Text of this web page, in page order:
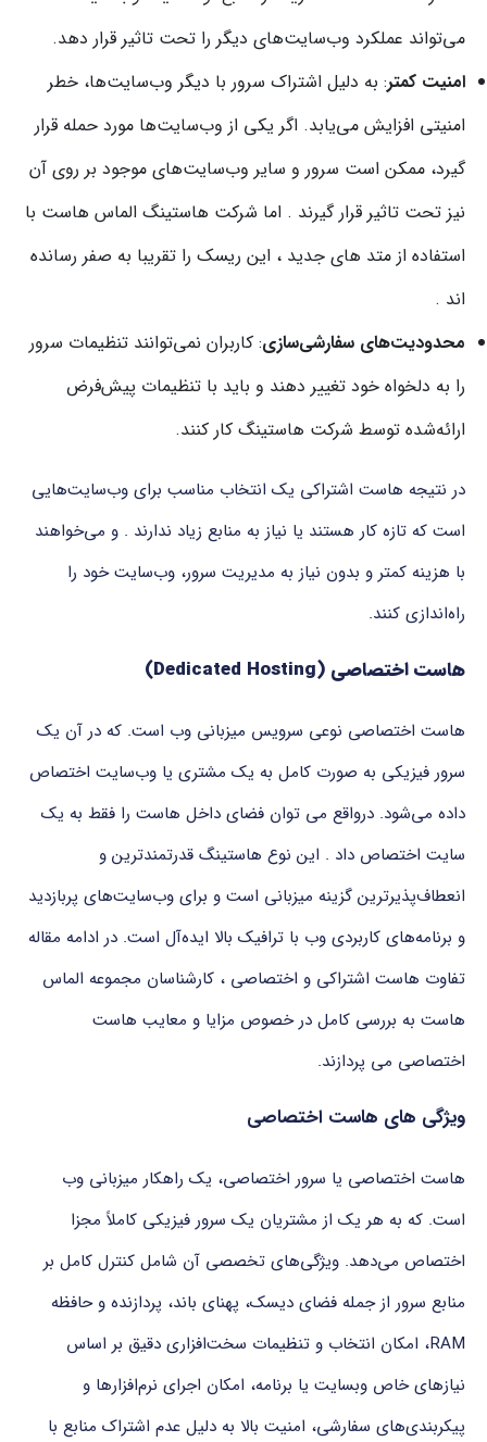
می‌تواند عملکرد وب‌سایت‌های دیگر را تحت تاثیر قرار دهد.
امنیت کمتر: به دلیل اشتراک سرور با دیگر وب‌سایت‌ها، خطر
امنیتی افزایش می‌یابد. اگر یکی از وب‌سایت‌ها مورد حمله قرار
گیرد، ممکن است سرور و سایر وب‌سایت‌های موجود بر روی آن
نیز تحت تاثیر قرار گیرند . اما شرکت هاستینگ الماس هاست با
استفاده از متد های جدید ، این ریسک را تقریبا به صفر رسانده
اند .
محدودیت‌های سفارشی‌سازی: کاربران نمی‌توانند تنظیمات سرور
را به دلخواه خود تغییر دهند و باید با تنظیمات پیش‌فرض
ارائه‌شده توسط شرکت هاستینگ کار کنند.
در نتیجه هاست اشتراکی یک انتخاب مناسب برای وب‌سایت‌هایی
است که تازه کار هستند یا نیاز به منابع زیاد ندارند . و می‌خواهند
با هزینه کمتر و بدون نیاز به مدیریت سرور، وب‌سایت خود را
راه‌اندازی کنند.
هاست اختصاصی (Dedicated Hosting)
هاست اختصاصی نوعی سرویس میزبانی وب است. که در آن یک
سرور فیزیکی به صورت کامل به یک مشتری یا وب‌سایت اختصاص
داده می‌شود. درواقع می توان فضای داخل هاست را فقط به یک
سایت اختصاص داد . این نوع هاستینگ قدرتمندترین و
انعطاف‌پذیرترین گزینه میزبانی است و برای وب‌سایت‌های پربازدید
و برنامه‌های کاربردی وب با ترافیک بالا ایده‌آل است. در ادامه مقاله
تفاوت هاست اشتراکی و اختصاصی ، کارشناسان مجموعه الماس
هاست به بررسی کامل در خصوص مزایا و معایب هاست
اختصاصی می پردازند.
ویژگی های هاست اختصاصی
هاست اختصاصی یا سرور اختصاصی، یک راهکار میزبانی وب
است. که به هر یک از مشتریان یک سرور فیزیکی کاملاً مجزا
اختصاص می‌دهد. ویژگی‌های تخصصی آن شامل کنترل کامل بر
منابع سرور از جمله فضای دیسک، پهنای باند، پردازنده و حافظه
RAM، امکان انتخاب و تنظیمات سخت‌افزاری دقیق بر اساس
نیازهای خاص وبسایت یا برنامه، امکان اجرای نرم‌افزارها و
پیکربندی‌های سفارشی، امنیت بالا به دلیل عدم اشتراک منابع با